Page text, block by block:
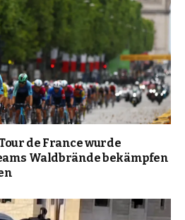
de France wurde
Waldbrände bekämpfen